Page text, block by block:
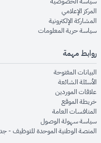
المركز الإعلاميopens in new window
المشاركة الإلكترونيةin new window
سياسة حرية المعلوماتnew window
روابط مهمة
البيانات المفتوحةin new window
الأسئلة الشائعةin new window
علاقات الموردينin new window
خريطة الموقعopens in new window
المنافسات العامةin new window
سياسة سهولة الوصولnew window
المنصة الوطنية الموحدة للتوظيف -